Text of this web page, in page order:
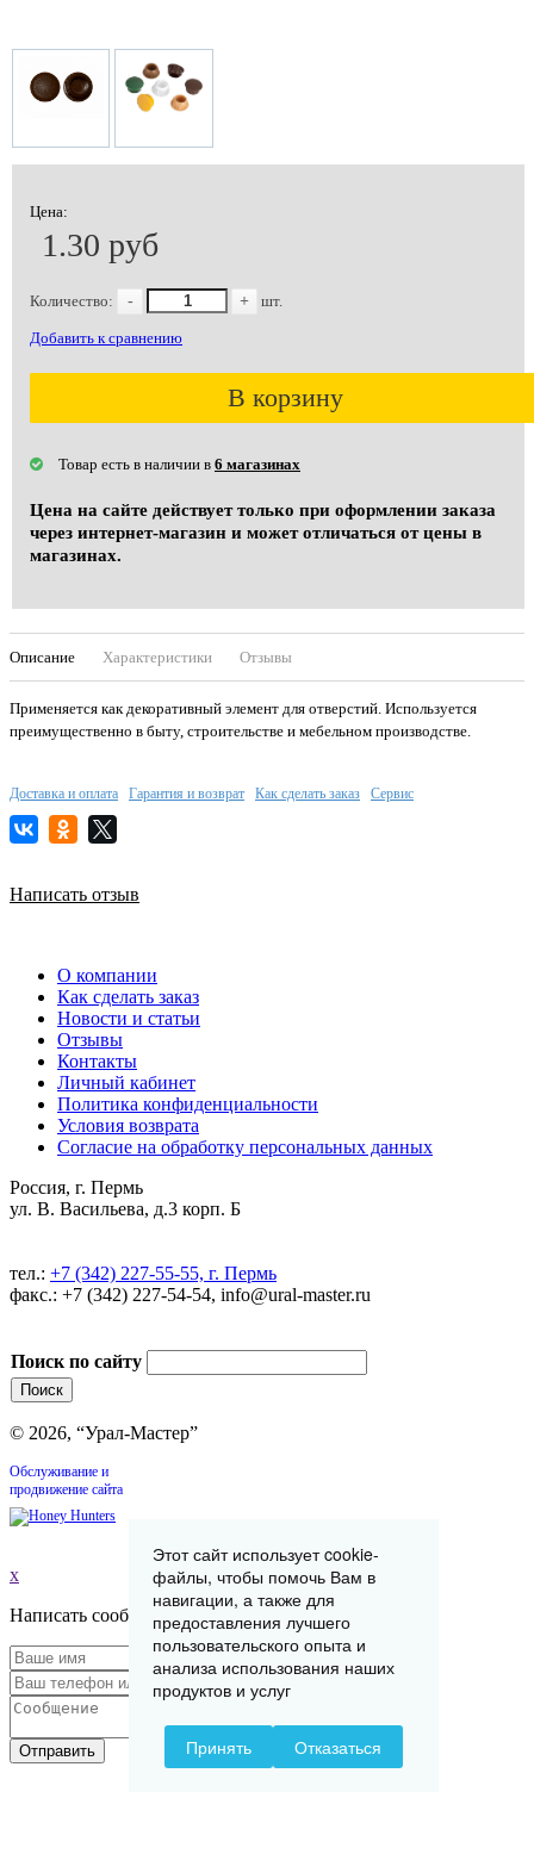
Цена:
1.30 руб
Количество: - + шт.
Добавить к сравнению
В корзину
Товар есть в наличии в 6 магазинах
Цена на сайте действует только при оформлении заказа
через интернет-магазин и может отличаться от цены в
магазинах.
Описание Характеристики Отзывы
Применяется как декоративный элемент для отверстий. Используется
преимущественно в быту, строительстве и мебельном производстве.
Доставка и оплата Гарантия и возврат Как сделать заказ Сервис
Написать отзыв
О компании
Как сделать заказ
Новости и статьи
Отзывы
Контакты
Личный кабинет
Политика конфиденциальности
Условия возврата
Согласие на обработку персональных данных
Россия, г. Пермь
ул. В. Васильева, д.3 корп. Б
тел.: +7 (342) 227-55-55, г. Пермь
факс.: +7 (342) 227-54-54, info@ural-master.ru
Поиск по сайту
© 2026, “Урал-Мастер”
Обслуживание и
продвижение сайта
x
Написать сообщение
Отправить
Этот сайт использует cookie-
файлы, чтобы помочь Вам в
навигации, а также для
предоставления лучшего
пользовательского опыта и
анализа использования наших
продуктов и услуг
Принять Отказаться